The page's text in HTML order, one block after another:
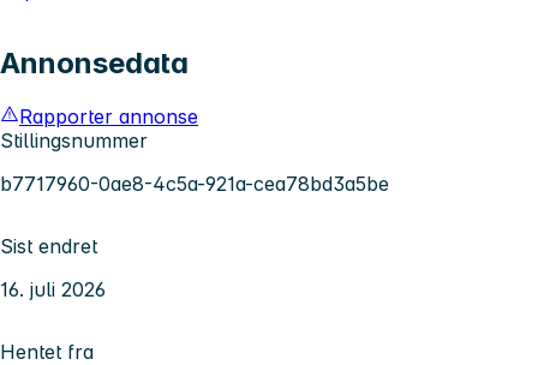
Annonsedata
Rapporter annonse
Stillingsnummer
b7717960-0ae8-4c5a-921a-cea78bd3a5be
Sist endret
16. juli 2026
Hentet fra